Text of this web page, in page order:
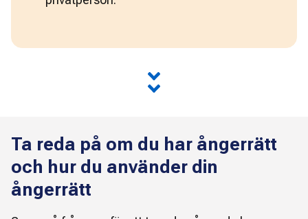
Ta reda på om du har ångerrätt
och hur du använder din
ångerrätt